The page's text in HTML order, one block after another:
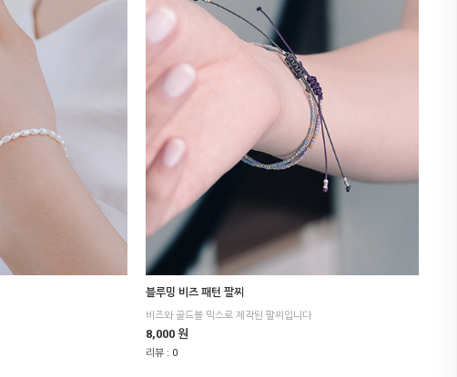
블루밍 비즈 패턴 팔찌
비즈와 골드볼 믹스로 제작된 팔찌입니다
8,000 원
리뷰 : 0